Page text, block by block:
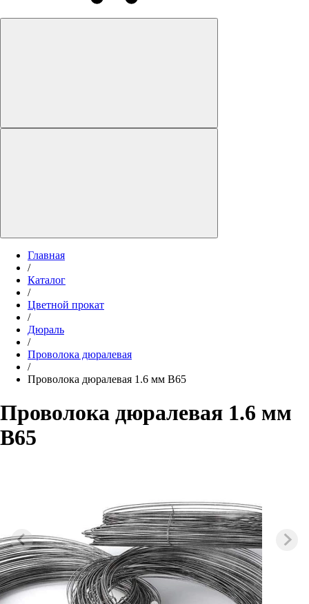
Главная
/
Каталог
/
Цветной прокат
/
Дюраль
/
Проволока дюралевая
/
Проволока дюралевая 1.6 мм В65
Проволока дюралевая 1.6 мм
В65